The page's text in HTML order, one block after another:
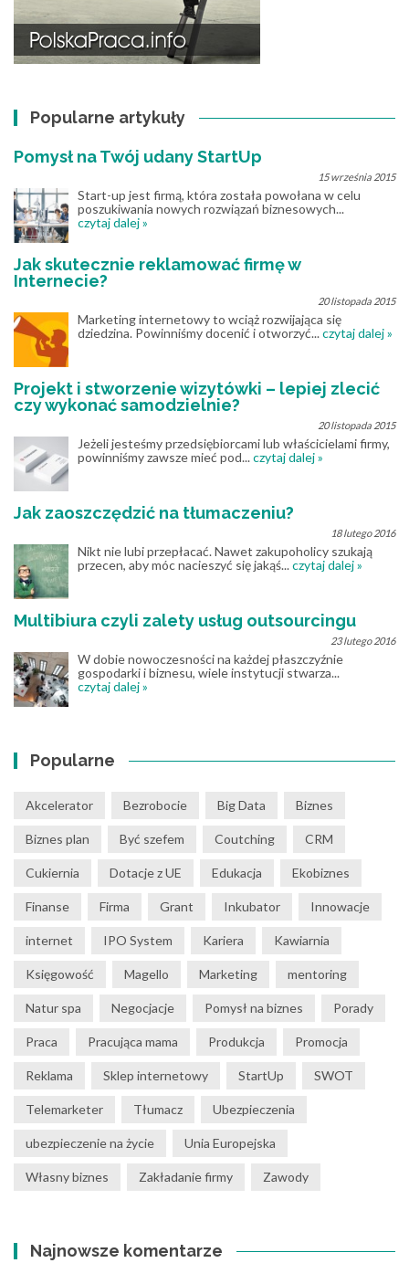
Popularne artykuły
Pomysł na Twój udany StartUp
15 września 2015
Start-up jest firmą, która została powołana w celu
poszukiwania nowych rozwiązań biznesowych...
czytaj dalej »
Jak skutecznie reklamować firmę w
Internecie?
20 listopada 2015
Marketing internetowy to wciąż rozwijająca się
dziedzina. Powinniśmy docenić i otworzyć...czytaj dalej »
Projekt i stworzenie wizytówki – lepiej zlecić
czy wykonać samodzielnie?
20 listopada 2015
Jeżeli jesteśmy przedsiębiorcami lub właścicielami firmy,
powinniśmy zawsze mieć pod...czytaj dalej »
Jak zaoszczędzić na tłumaczeniu?
18 lutego 2016
Nikt nie lubi przepłacać. Nawet zakupoholicy szukają
przecen, aby móc nacieszyć się jakąś...czytaj dalej »
Multibiura czyli zalety usług outsourcingu
23 lutego 2016
W dobie nowoczesności na każdej płaszczyźnie
gospodarki i biznesu, wiele instytucji stwarza...
czytaj dalej »
Popularne
Akcelerator Bezrobocie Big Data Biznes
Biznes plan Być szefem Coutching CRM
Cukiernia Dotacje z UE Edukacja Ekobiznes
Finanse Firma Grant Inkubator Innowacje
internet IPO System Kariera Kawiarnia
Księgowość Magello Marketing mentoring
Natur spa Negocjacje Pomysł na biznes Porady
Praca Pracująca mama Produkcja Promocja
Reklama Sklep internetowy StartUp SWOT
Telemarketer Tłumacz Ubezpieczenia
ubezpieczenie na życie Unia Europejska
Własny biznes Zakładanie firmy Zawody
Najnowsze komentarze